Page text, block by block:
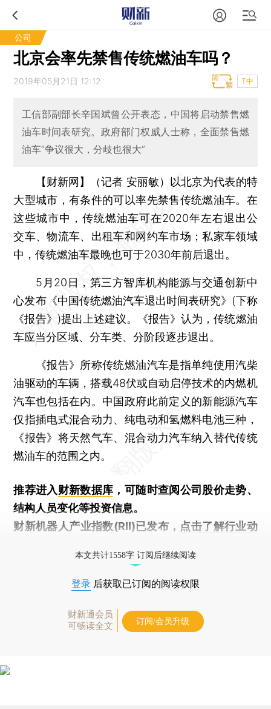
公司
北京会率先禁售传统燃油车吗？
2019年05月21日 12:12 T中
工信部副部长辛国斌曾公开表态，中国将启动禁售燃
油车时间表研究。政府部门权威人士称，全面禁售燃
油车“争议很大，分歧也很大”
【财新网】（记者 安丽敏）
以北京为代表的特
大型城市，有条件的可以率先禁售传统燃油车。在
这些城市中，传统燃油车可在2020年左右退出公
交车、物流车、出租车和网约车市场；私家车领域
中，传统燃油车最晚也可于2030年前后退出。
5月20日，第三方智库机构能源与交通创新中
心发布《中国传统燃油汽车退出时间表研究》(下称
《报告》)提出上述建议。《报告》认为，传统燃油
车应当分区域、分车类、分阶段逐步退出。
《报告》所称传统燃油汽车是指单纯使用汽柴
油驱动的车辆，搭载48伏或自动启停技术的内燃机
汽车也包括在内。中国政府此前定义的新能源汽车
仅指插电式混合动力、纯电动和氢燃料电池三种，
《报告》将天然气车、混合动力汽车纳入替代传统
燃油车的范围之内。
推荐进入财新数据库 ，可随时查阅公司股价走势、
结构人员变化等投资信息。
财新机器人产业指数(RII)已发布， 点击了解行业动
本文共计1558字 订阅后继续阅读
登录 后获取已订阅的阅读权限
财新通会员
可畅读全文
订阅/会员升级